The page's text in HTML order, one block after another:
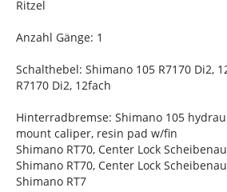
Ritzel
Anzahl Gänge: 1
Schalthebel: Shimano 105 R7170 Di2,
R7170 Di2, 12fach
Hinterradbremse: Shimano 105
mount caliper, resin pad w/fin
Shimano RT70, Center Lock
Shimano RT70, Center Lock
Shimano RT7